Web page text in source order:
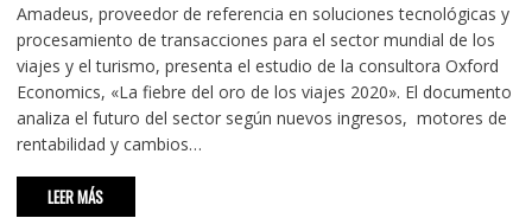
Amadeus, proveedor de referencia en soluciones tecnológicas y
procesamiento de transacciones para el sector mundial de los
viajes y el turismo, presenta el estudio de la consultora Oxford
Economics, «La fiebre del oro de los viajes 2020». El documento
analiza el futuro del sector según nuevos ingresos, motores de
rentabilidad y cambios…
LEER MÁS